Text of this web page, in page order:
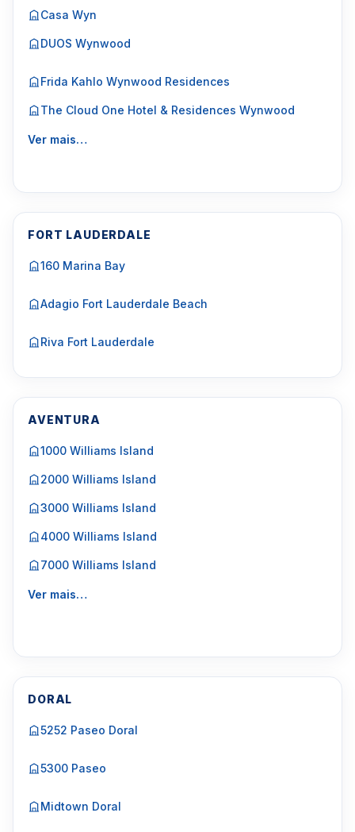
Casa Wyn
DUOS Wynwood
Frida Kahlo Wynwood Residences
The Cloud One Hotel & Residences Wynwood
Ver mais…
FORT LAUDERDALE
160 Marina Bay
Adagio Fort Lauderdale Beach
Riva Fort Lauderdale
AVENTURA
1000 Williams Island
2000 Williams Island
3000 Williams Island
4000 Williams Island
7000 Williams Island
Ver mais…
DORAL
5252 Paseo Doral
5300 Paseo
Midtown Doral